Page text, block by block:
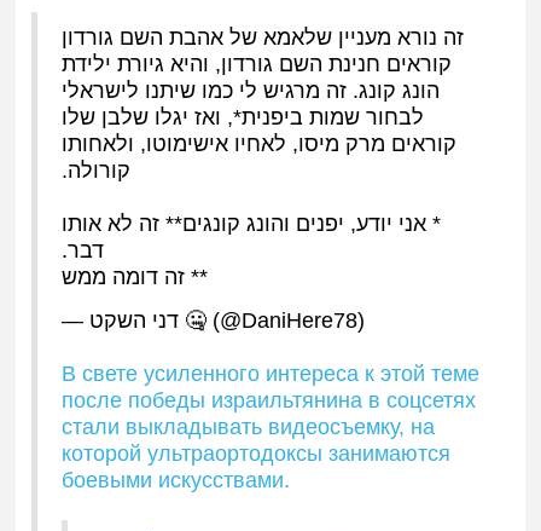
זה נורא מעניין שלאמא של אהבת השם גורדון
קוראים חנינת השם גורדון, והיא גיורת ילידת
הונג קונג. זה מרגיש לי כמו שיתנו לישראלי
לבחור שמות ביפנית*, ואז יגלו שלבן שלו
קוראים מרק מיסו, לאחיו אישימוטו, ולאחותו
קורולה.
* אני יודע, יפנים והונג קונגים** זה לא אותו
דבר.
** זה דומה ממש
— דני השקט 🤐 (@DaniHere78)
В свете усиленного интереса к этой теме
после победы израильтянина в соцсетях
стали выкладывать видеосъемку, на
которой ультраортодоксы занимаются
боевыми искусствами.